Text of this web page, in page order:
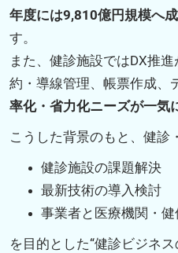
年度には9,810億円規模へ
す。
また、健診施設ではDX推
約・導線管理、帳票作成、
率化・省力化ニーズが一気
こうした背景のもと、健診
健診施設の課題解決
最新技術の導入検討
事業者と医療機関・
を目的とした“健診ビジネ